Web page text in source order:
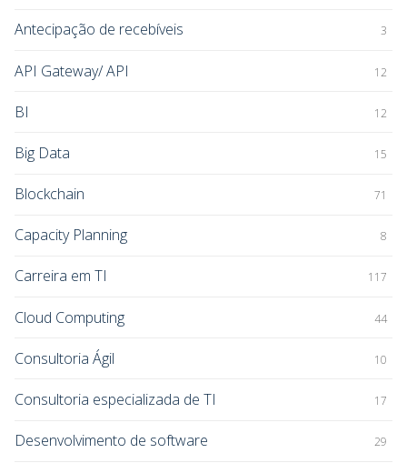
Antecipação de recebíveis 3
API Gateway/ API 12
BI 12
Big Data 15
Blockchain 71
Capacity Planning 8
Carreira em TI 117
Cloud Computing 44
Consultoria Ágil 10
Consultoria especializada de TI 17
Desenvolvimento de software 29